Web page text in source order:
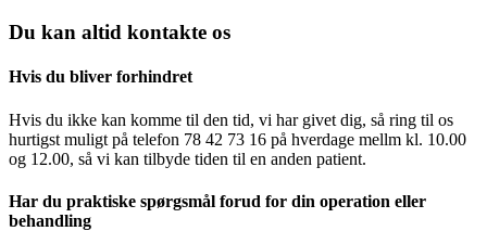
Du kan altid kontakte os
Hvis du bliver forhindret
Hvis du ikke kan komme til den tid, vi har givet dig, så ring til os
hurtigst muligt på telefon 78 42 73 16 på hverdage mellm kl. 10.00
og 12.00, så vi kan tilbyde tiden til en anden patient.
Har du praktiske spørgsmål forud for din operation eller
behandling